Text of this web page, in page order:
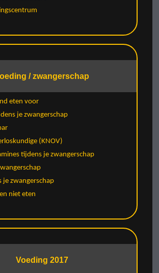
/ zwangerschap
eten voor
je zwangerschap
(KNOV)
tijdens je zwangerschap
je zwangerschap
niet eten
Voeding 2017